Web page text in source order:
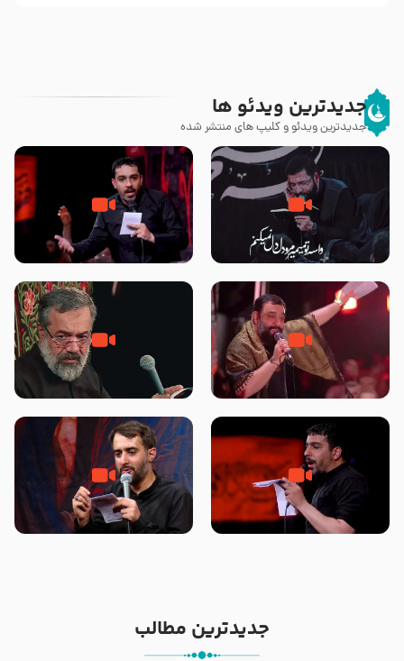
جدیدترین ویدئو ها
جدیدترین ویدئو و کلیپ های منتشر شده
مصداق کربلا – حاج حسین سیب
سرخی
شور ، حسینا! به‌ حق زهرا «أُنْظُرْ
إِلَینا» – عزاداری شب هفتم ماه
جانا جانا ابی عبدالله – کربلایی جواد
مقدم – شب هشتم محرم 1448 –
مادر منم مثل تو خمیدم – حاج
محمود کریمی – شهادت حضرت
هیئت رایة العباس علیه السلام
تک ، عبّاس، صاحب دل‌هاست –
حاج حنیف طاهری – عزاداری شب
من غلام نوکراتم من عاشق کربلاتم
– شور زمینه – شب هفتم – محرم
جدیدترین مطالب